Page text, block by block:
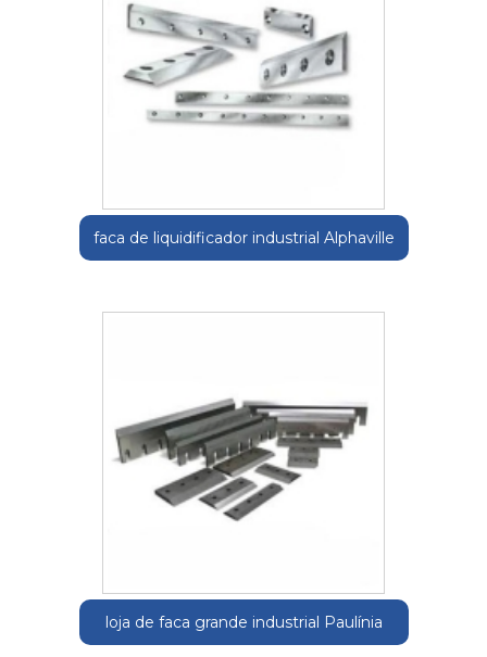
faca de liquidificador industrial Alphaville
loja de faca grande industrial Paulínia